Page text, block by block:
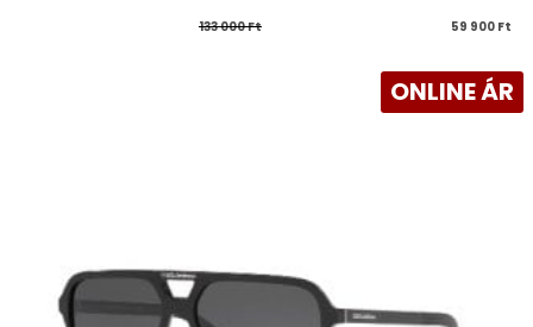
133 000 Ft 59 900 Ft
ONLINE ÁR